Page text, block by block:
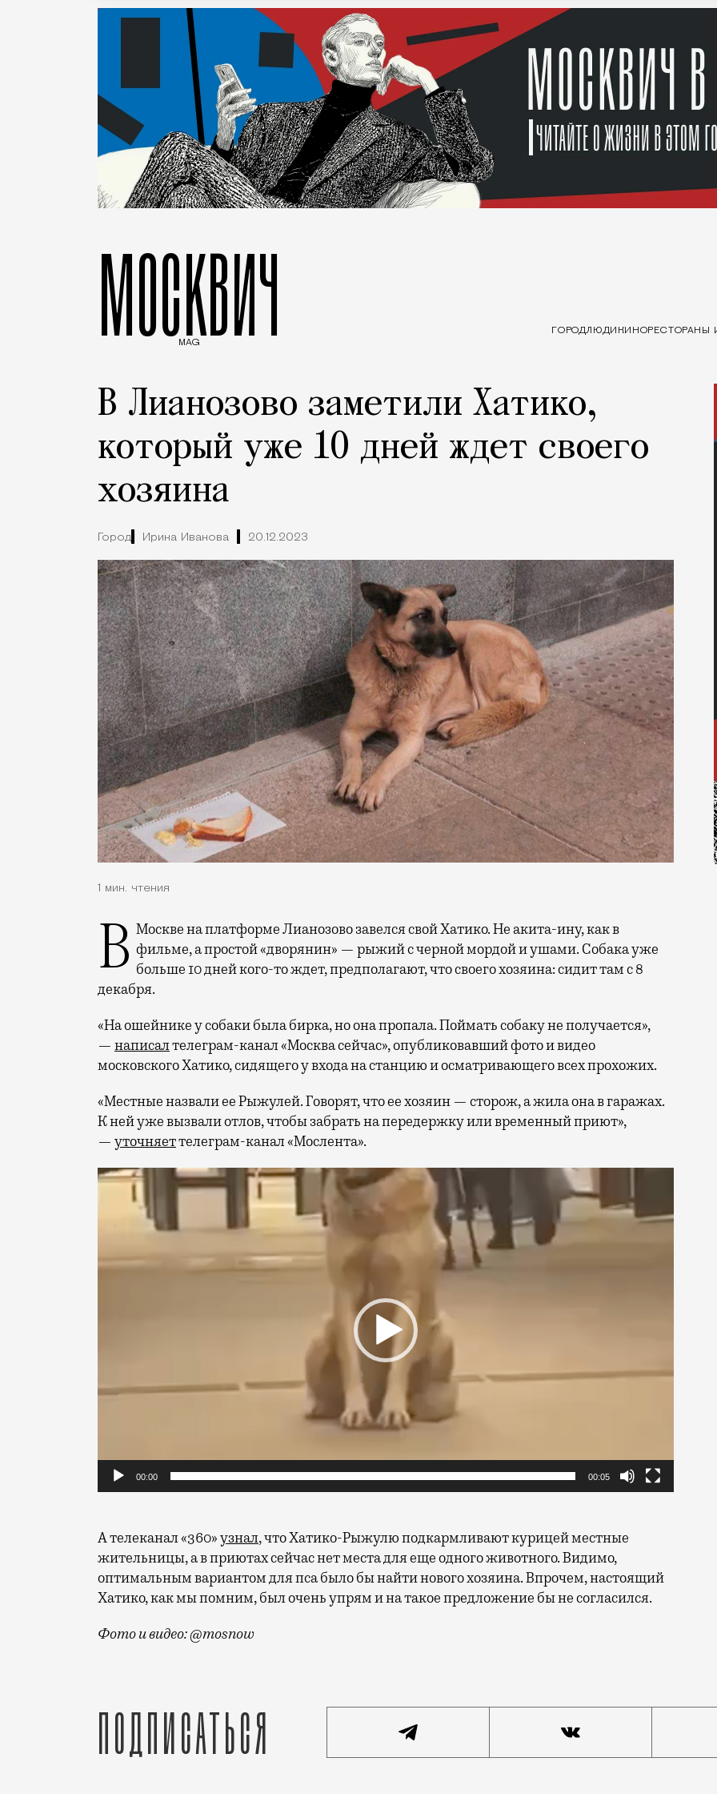
МОСКВИЧ
MAG
ГОРОДЛЮДИ КИНОРЕСТОРАНЫ
В Лианозово заметили Хатико,
который уже 10 дней ждет своего
хозяина
Город Ирина Иванова 20.12.2023
1 мин. чтения
В Москве на платформе Лианозово завелся свой Хатико. Не акита-ину, как в фильме, а простой «дворянин» — рыжий с черной мордой и ушами. Собака уже
больше 10 дней кого-то ждет, предполагают, что своего хозяина: сидит там с 8
декабря.
«На ошейнике у собаки была бирка, но она пропала. Поймать собаку не получается»,
— написалтелеграм-канал «Москва сейчас», опубликовавший фото и видео
московского Хатико, сидящего у входа на станцию и осматривающего всех прохожих.
«Местные назвали ее Рыжулей. Говорят, что ее хозяин — сторож, а жила она в гаражах.
К ней уже вызвали отлов, чтобы забрать на передержку или временный приют»,
— уточняеттелеграм-канал «Мослента».
Видеоплеер
00:00 00:05
А телеканал «360»узнал, что Хатико-Рыжулю подкармливают курицей местные
жительницы, а в приютах сейчас нет места для еще одного животного. Видимо,
оптимальным вариантом для пса было бы найти нового хозяина. Впрочем, настоящий
Хатико, как мы помним, был очень упрям и на такое предложение бы не согласился.
Фото и видео: @mosnow
Подписаться